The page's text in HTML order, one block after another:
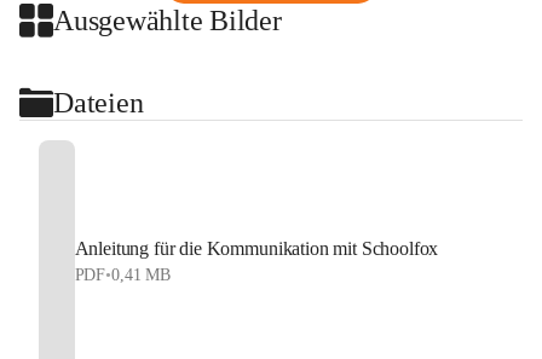
Ausgewählte Bilder
Dateien
Anleitung für die Kommunikation mit Schoolfox
PDF•0,41 MB